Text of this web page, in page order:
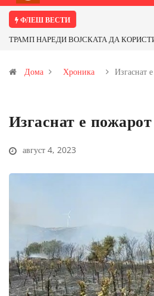
ФЛЕШ ВЕСТИ
НАРЕДИ ВОЈСКАТА ДА КОРИСТИ
и со антимонот?
Дома Хроника Изгаснат
Изгаснат е
август 4, 2023